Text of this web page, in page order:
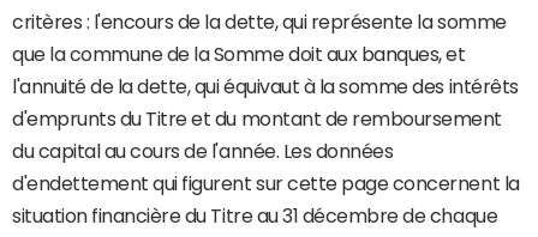
critères : l'encours de la dette, qui représente la somme
que la commune de la Somme doit aux banques, et
l'annuité de la dette, qui équivaut à la somme des intérêts
d'emprunts du Titre et du montant de remboursement
du capital au cours de l'année. Les données
d'endettement qui figurent sur cette page concernent la
situation financière du Titre au 31 décembre de chaque